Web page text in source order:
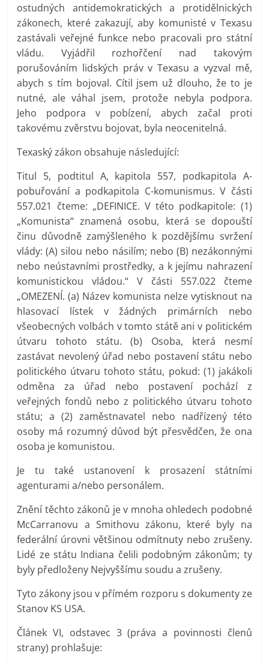
ostudných antidemokratických a protidělnických
zákonech, které zakazují, aby komunisté v Texasu
zastávali veřejné funkce nebo pracovali pro státní
vládu. Vyjádřil rozhořčení nad takovým
porušováním lidských práv v Texasu a vyzval mě,
abych s tím bojoval. Cítil jsem už dlouho, že to je
nutné, ale váhal jsem, protože nebyla podpora.
Jeho podpora v pobízení, abych začal proti
takovému zvěrstvu bojovat, byla neocenitelná.
Texaský zákon obsahuje následující:
Titul 5, podtitul A, kapitola 557, podkapitola A-
pobuřování a podkapitola C-komunismus. V části
557.021 čteme: „DEFINICE. V této podkapitole: (1)
„Komunista“ znamená osobu, která se dopouští
činu důvodně zamýšleného k pozdějšímu svržení
vlády: (A) silou nebo násilím; nebo (B) nezákonnými
nebo neústavními prostředky, a k jejímu nahrazení
komunistickou vládou.“ V části 557.022 čteme
„OMEZENÍ. (a) Název komunista nelze vytisknout na
hlasovací lístek v žádných primárních nebo
všeobecných volbách v tomto státě ani v politickém
útvaru tohoto státu. (b) Osoba, která nesmí
zastávat nevolený úřad nebo postavení státu nebo
politického útvaru tohoto státu, pokud: (1) jakákoli
odměna za úřad nebo postavení pochází z
veřejných fondů nebo z politického útvaru tohoto
státu; a (2) zaměstnavatel nebo nadřízený této
osoby má rozumný důvod být přesvědčen, že ona
osoba je komunistou.
Je tu také ustanovení k prosazení státními
agenturami a/nebo personálem.
Znění těchto zákonů je v mnoha ohledech podobné
McCarranovu a Smithovu zákonu, které byly na
federální úrovni většinou odmítnuty nebo zrušeny.
Lidé ze státu Indiana čelili podobným zákonům; ty
byly předloženy Nejvyššímu soudu a zrušeny.
Tyto zákony jsou v přímém rozporu s dokumenty ze
Stanov KS USA.
Článek VI, odstavec 3 (práva a povinnosti členů
strany) prohlašuje: